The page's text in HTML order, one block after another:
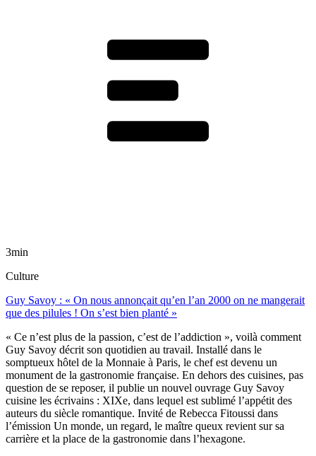
3min
Culture
Guy Savoy : « On nous annonçait qu’en l’an 2000 on ne mangerait
que des pilules ! On s’est bien planté »
« Ce n’est plus de la passion, c’est de l’addiction », voilà comment
Guy Savoy décrit son quotidien au travail. Installé dans le
somptueux hôtel de la Monnaie à Paris, le chef est devenu un
monument de la gastronomie française. En dehors des cuisines, pas
question de se reposer, il publie un nouvel ouvrage Guy Savoy
cuisine les écrivains : XIXe, dans lequel est sublimé l’appétit des
auteurs du siècle romantique. Invité de Rebecca Fitoussi dans
l’émission Un monde, un regard, le maître queux revient sur sa
carrière et la place de la gastronomie dans l’hexagone.